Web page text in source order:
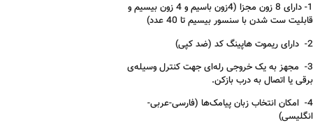
1- دارای 8 زون مجزا (4زون باسیم و 4 زون بیسیم و
قابلیت ست شدن با سنسور بیسیم تا 40 عدد)
2- دارای ریموت هاپینگ کد (ضد کپی)
3- مجهز به یک خروجی رله‌ای جهت کنترل وسیله‌ی
برقی یا اتصال به درب بازکن.
4- امکان انتخاب زبان پیامک‌ها (فارسی-عربی-
انگلیسی)